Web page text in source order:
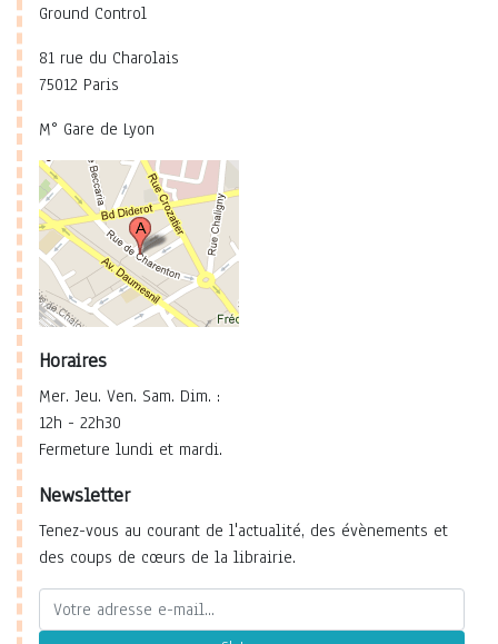
Ground Control
81 rue du Charolais
75012 Paris
M° Gare de Lyon
Horaires
Mer. Jeu. Ven. Sam. Dim. :
12h - 22h30
Fermeture lundi et mardi.
Newsletter
Tenez-vous au courant de l'actualité, des évènements et
des coups de cœurs de la librairie.